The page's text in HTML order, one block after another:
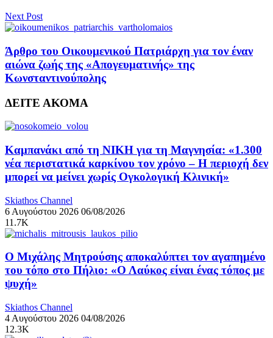
Next Post
Άρθρο του Οικουμενικού Πατριάρχη για τον έναν
αιώνα ζωής της «Απογευματινής» της
Κωνσταντινούπολης
ΔΕΙΤΕ ΑΚΟΜΑ
Καμπανάκι από τη ΝΙΚΗ για τη Μαγνησία: «1.300
νέα περιστατικά καρκίνου τον χρόνο – Η περιοχή δεν
μπορεί να μείνει χωρίς Ογκολογική Κλινική»
Skiathos Channel
6 Αυγούστου 2026 06/08/2026
11.7K
Ο Μιχάλης Μητρούσης αποκαλύπτει τον αγαπημένο
του τόπο στο Πήλιο: «Ο Λαύκος είναι ένας τόπος με
ψυχή»
Skiathos Channel
4 Αυγούστου 2026 04/08/2026
12.3K